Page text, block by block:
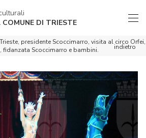
COMUNE DI TRIESTE
indietro
presidente Scoccimarro, visita al circo Orfei,
fidanzata Scoccimarro e bambini.